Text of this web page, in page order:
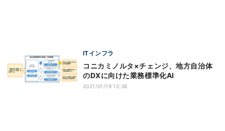
ITインフラ
コニカミノルタ×チェンジ、地方自治体
のDXに向けた業務標準化AI
2021/01/19 12:38